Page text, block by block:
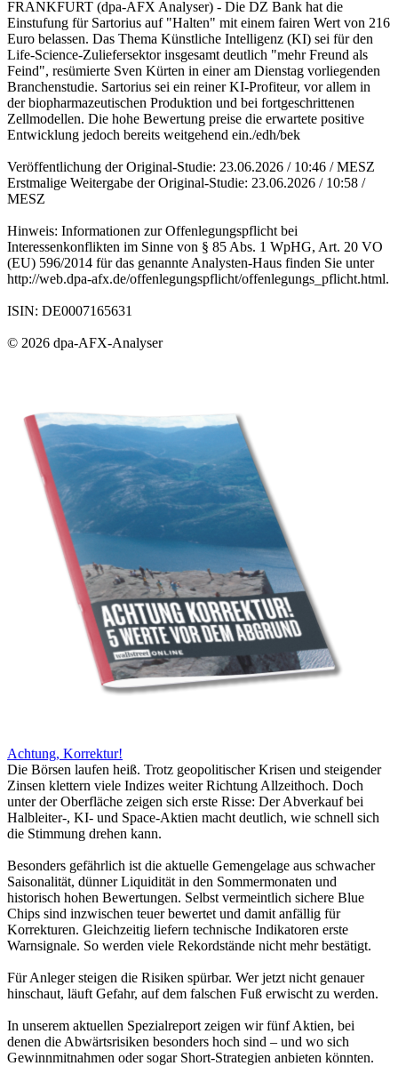
FRANKFURT (dpa-AFX Analyser) - Die DZ Bank hat die
Einstufung für Sartorius auf "Halten" mit einem fairen Wert von 216
Euro belassen. Das Thema Künstliche Intelligenz (KI) sei für den
Life-Science-Zuliefersektor insgesamt deutlich "mehr Freund als
Feind", resümierte Sven Kürten in einer am Dienstag vorliegenden
Branchenstudie. Sartorius sei ein reiner KI-Profiteur, vor allem in
der biopharmazeutischen Produktion und bei fortgeschrittenen
Zellmodellen. Die hohe Bewertung preise die erwartete positive
Entwicklung jedoch bereits weitgehend ein./edh/bek
Veröffentlichung der Original-Studie: 23.06.2026 / 10:46 / MESZ
Erstmalige Weitergabe der Original-Studie: 23.06.2026 / 10:58 /
MESZ
Hinweis: Informationen zur Offenlegungspflicht bei
Interessenkonflikten im Sinne von § 85 Abs. 1 WpHG, Art. 20 VO
(EU) 596/2014 für das genannte Analysten-Haus finden Sie unter
http://web.dpa-afx.de/offenlegungspflicht/offenlegungs_pflicht.html.
ISIN: DE0007165631
© 2026 dpa-AFX-Analyser
Achtung, Korrektur!
Die Börsen laufen heiß. Trotz geopolitischer Krisen und steigender
Zinsen klettern viele Indizes weiter Richtung Allzeithoch. Doch
unter der Oberfläche zeigen sich erste Risse: Der Abverkauf bei
Halbleiter-, KI- und Space-Aktien macht deutlich, wie schnell sich
die Stimmung drehen kann.
Besonders gefährlich ist die aktuelle Gemengelage aus schwacher
Saisonalität, dünner Liquidität in den Sommermonaten und
historisch hohen Bewertungen. Selbst vermeintlich sichere Blue
Chips sind inzwischen teuer bewertet und damit anfällig für
Korrekturen. Gleichzeitig liefern technische Indikatoren erste
Warnsignale. So werden viele Rekordstände nicht mehr bestätigt.
Für Anleger steigen die Risiken spürbar. Wer jetzt nicht genauer
hinschaut, läuft Gefahr, auf dem falschen Fuß erwischt zu werden.
In unserem aktuellen Spezialreport zeigen wir fünf Aktien, bei
denen die Abwärtsrisiken besonders hoch sind – und wo sich
Gewinnmitnahmen oder sogar Short-Strategien anbieten könnten.